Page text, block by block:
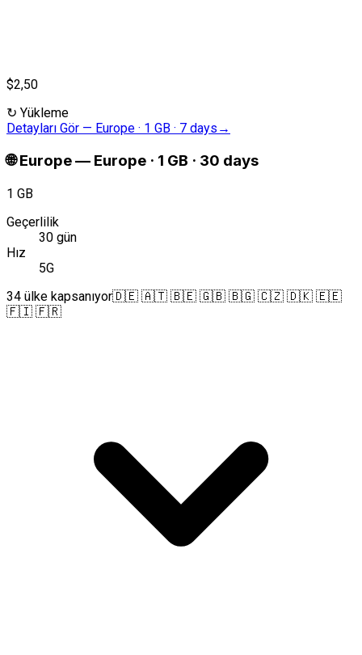
$2,50
↻ Yükleme
Detayları Gör — Europe · 1 GB · 7 days →
🌐 Europe— Europe · 1 GB · 30 days
1 GB
Geçerlilik
30 gün
Hız
5G
34 ülke kapsanıyor🇩🇪 🇦🇹 🇧🇪 🇬🇧 🇧🇬 🇨🇿 🇩🇰 🇪🇪
🇫🇮 🇫🇷